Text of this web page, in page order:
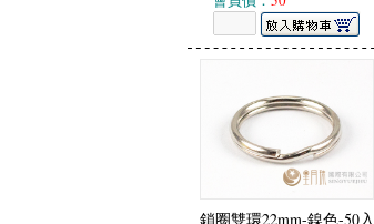
鎖圈雙環22mm-鎳色-50入